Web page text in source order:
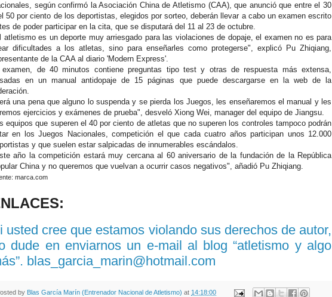
según confirmó la Asociación China de Atletismo (CAA), que anunció que entre el 30
50 por ciento de los deportistas, elegidos por sorteo, deberán llevar a cabo un examen escrito
de poder participar en la cita, que se disputará del 11 al 23 de octubre.
atletismo es un deporte muy arriesgado para las violaciones de dopaje, el examen no es para
dificultades a los atletas, sino para enseñarles como protegerse", explicó Pu Zhiqiang,
de la CAA al diario 'Modern Express'.
examen, de 40 minutos contiene preguntas tipo test y otras de respuesta más extensa,
en un manual antidopaje de 15 páginas que puede descargarse en la web de la
una pena que alguno lo suspenda y se pierda los Juegos, les enseñaremos el manual y les
ejercicios y exámenes de prueba", desveló Xiong Wei, manager del equipo de Jiangsu.
equipos que superen el 40 por ciento de atletas que no superen los controles tampoco podrán
en los Juegos Nacionales, competición el que cada cuatro años participan unos 12.000
y que suelen estar salpicadas de innumerables escándalos.
año la competición estará muy cercana al 60 aniversario de la fundación de la República
China y no queremos que vuelvan a ocurrir casos negativos", añadió Pu Zhiqiang.
marca.com
usted cree que estamos violando sus derechos de autor,
dude en enviarnos un e-mail al blog “atletismo y algo
blas_garcia_marin@hotmail.com
by Blas García Marín (Entrenador Nacional de Atletismo) at 14:18:00